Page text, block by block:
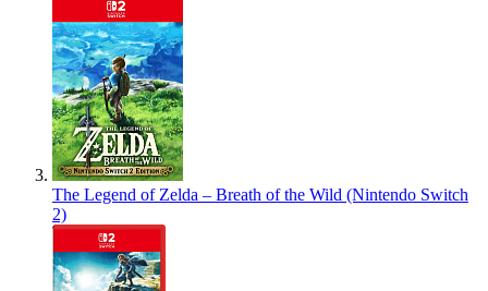
The Legend of Zelda – Breath of the Wild (Nintendo Switch
2)